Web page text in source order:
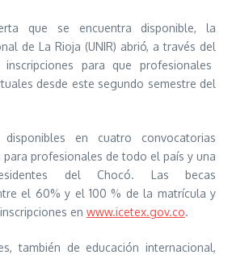
que se encuentra disponible, la
de La Rioja (UNIR) abrió, a través del
para que profesionales
desde este segundo semestre del
en cuatro convocatorias
profesionales de todo el país y una
del Chocó. Las becas
el 60% y el 100 % de la matrícula y
en www.icetex.gov.co.
también de educación internacional,